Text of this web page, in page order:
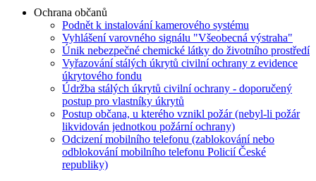
Ochrana občanů
Podnět k instalování kamerového systému
Vyhlášení varovného signálu "Všeobecná výstraha"
Únik nebezpečné chemické látky do životního prostředí
Vyřazování stálých úkrytů civilní ochrany z evidence
úkrytového fondu
Údržba stálých úkrytů civilní ochrany - doporučený
postup pro vlastníky úkrytů
Postup občana, u kterého vznikl požár (nebyl-li požár
likvidován jednotkou požární ochrany)
Odcizení mobilního telefonu (zablokování nebo
odblokování mobilního telefonu Policií České
republiky)